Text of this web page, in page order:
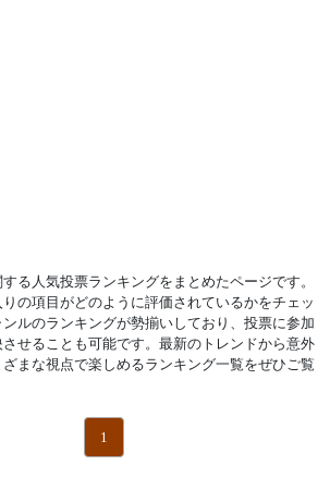
る人気投票ランキングをまとめたページです。
の項目がどのように評価されているかをチェッ
ルのランキングが勢揃いしており、投票に参加
せることも可能です。最新のトレンドから意外
まな視点で楽しめるランキング一覧をぜひご覧
1